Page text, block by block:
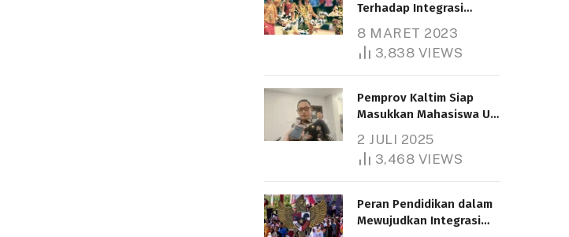
Terhadap Integrasi
8 MARET 2023
3,838 VIEWS
Pemprov Kaltim Siap
Masukkan Mahasiswa UT
Bantuan Pendidikan
Gratispol
2 JULI 2025
3,468 VIEWS
Peran Pendidikan dalam
Mewujudkan Integrasi